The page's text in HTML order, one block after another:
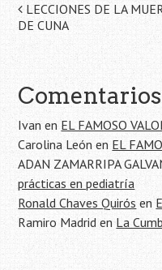
Navegación
de
entrada
LECCIONES DE LA
DE CUNA
Ivan enEL FAMOSO
Carolina Leónen EL
ADAN ZAMARRIPA
prácticas en pediatría
Ronald Chaves Quirós en
Ramiro Madrid enLa